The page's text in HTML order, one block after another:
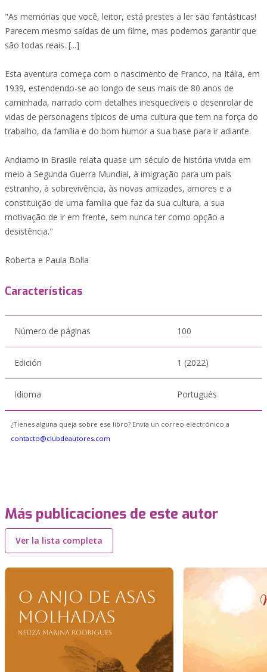
"As memórias que você, leitor, está prestes a ler são fantásticas!
Parecem mesmo saídas de um filme, mas podemos garantir que
são todas reais. [...]
Esta aventura começa com o nascimento de Franco, na Itália, em
1939, estendendo-se ao longo de seus mais de 80 anos de
caminhada, narrado com detalhes inesquecíveis o desenrolar de
vidas de personagens típicos de uma cultura que tem na força do
trabalho, da família e do bom humor a sua base para ir adiante.
Andiamo in Brasile relata quase um século de história vivida em
meio à Segunda Guerra Mundial, à imigração para um país
estranho, à sobrevivência, às novas amizades, amores e a
constituição de uma família que faz da sua cultura, a sua
motivação de ir em frente, sem nunca ter como opção a
desistência."
Roberta e Paula Bolla
Características
Número de páginas 100
Edición 1 (2022)
Idioma Portugués
¿Tienes alguna queja sobre ese libro? Envía un correo electrónico a
contacto@clubdeautores.com
Más publicaciones de este autor
Ver la lista completa